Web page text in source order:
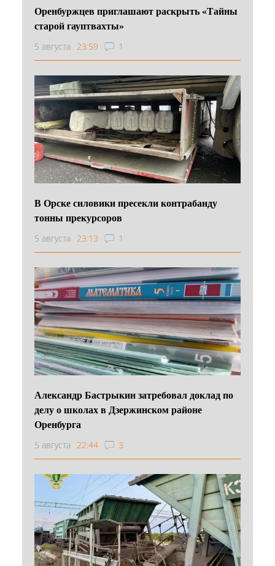
Оренбуржцев приглашают раскрыть «Тайны
старой гауптвахты»
5 августа 23:59 1
В Орске силовики пресекли контрабанду
тонны прекурсоров
5 августа 23:13 1
Александр Бастрыкин затребовал доклад по
делу о школах в Дзержинском районе
Оренбурга
5 августа 22:44 3